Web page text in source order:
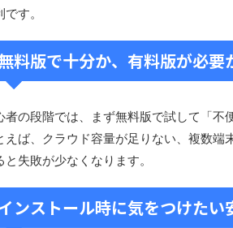
す。
料版で十分か、有料版が必要
者の段階では、まず無料版で試して「不
えば、クラウド容量が足りない、複数
と失敗が少なくなります。
ンストール時に気をつけたい